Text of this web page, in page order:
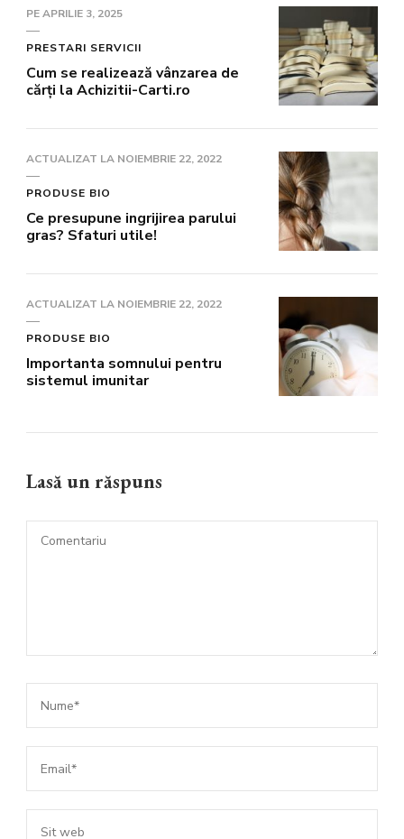
PEAPRILIE 3, 2025
PRESTARI SERVICII
Cum se realizează vânzarea de
cărți la Achizitii-Carti.ro
ACTUALIZAT LA NOIEMBRIE 22, 2022
PRODUSE BIO
Ce presupune ingrijirea parului
gras? Sfaturi utile!
ACTUALIZAT LA NOIEMBRIE 22, 2022
PRODUSE BIO
Importanta somnului pentru
sistemul imunitar
Lasă un răspuns